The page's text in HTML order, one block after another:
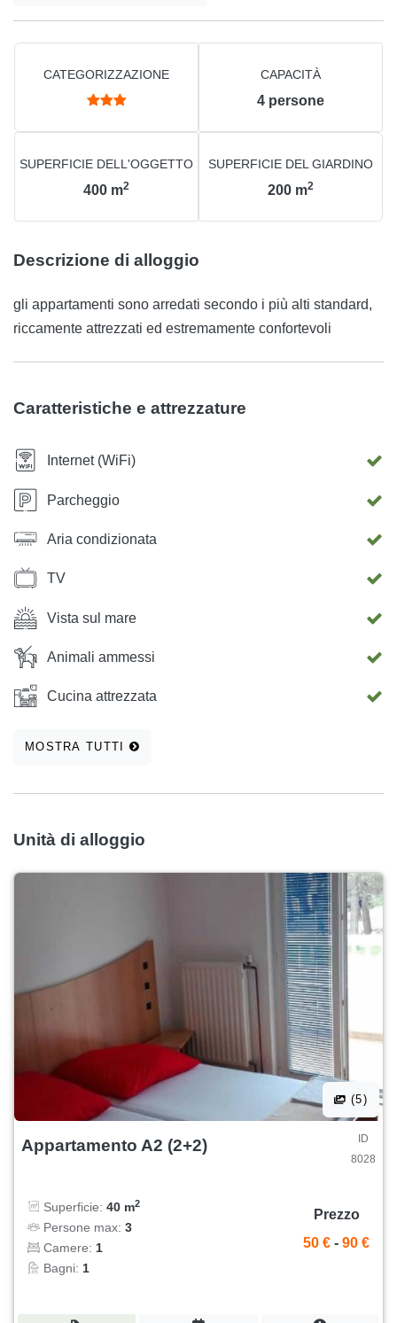
CATEGORIZZAZIONE CAPACITÀ
4 persone
SUPERFICIE DELL'OGGETTO
400 m2
SUPERFICIE DEL GIARDINO
200 m2
Descrizione di alloggio
gli appartamenti sono arredati secondo i più alti standard,
riccamente attrezzati ed estremamente confortevoli
Caratteristiche e attrezzature
Internet (WiFi)
Parcheggio
Aria condizionata
TV
Vista sul mare
Animali ammessi
Cucina attrezzata
MOSTRA TUTTI
Unità di alloggio
(5)
Appartamento A2 (2+2)
ID
8028
Superficie: 40 m2
Persone max: 3
Camere: 1
Bagni: 1
Prezzo
50 € - 90 €